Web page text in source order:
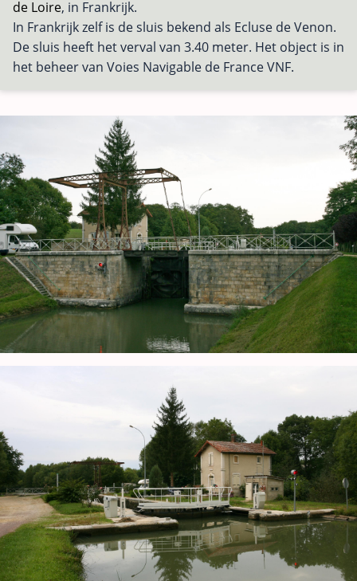
de Loire, in Frankrijk.
In Frankrijk zelf is de sluis bekend als Ecluse de Venon.
De sluis heeft het verval van 3.40 meter. Het object is in
het beheer van Voies Navigable de France VNF.